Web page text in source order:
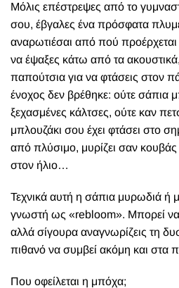
Μόλις επέστρεψες από το
σου, έβγαλες ένα πρόσφατα
αναρωτιέσαι από πού
να έψαξες κάτω από τα
παπούτσια για να φτάσεις στον
ένοχος δεν βρέθηκε: ούτε σάπια
ξεχασμένες κάλτσες, ούτε καν
μπλουζάκι σου έχει φτάσει στο
από πλύσιμο, μυρίζει σαν
στον ήλιο…
Τεχνικά αυτή η σάπια μυρωδιά ή
γνωστή ως «rebloom». Μπορεί να
αλλά σίγουρα αναγνωρίζεις τη
πιθανό να συμβεί ακόμη και στα
Που οφείλεται η μπόχα;